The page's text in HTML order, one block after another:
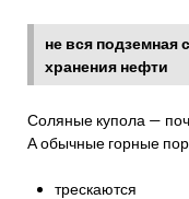
не вся подземная
хранения нефти
Соляные купола —
А обычные горные
трескаются